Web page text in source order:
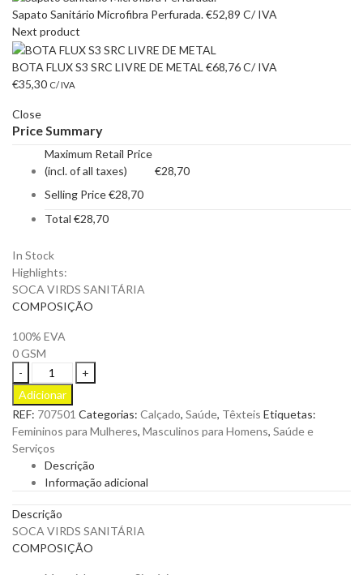
Sapato Sanitário Microfibra Perfurada.€52,89 C/ IVA
Next product
BOTA FLUX S3 SRC LIVRE DE METAL €68,76C/ IVA
€35,30 C/ IVA
Close
Price Summary
Maximum Retail Price
(incl. of all taxes)
€28,70
Selling Price€28,70
Total €28,70
In Stock
Highlights:
SOCA VIRDS SANITÁRIA
COMPOSIÇÃO
100% EVA
0 GSM
SOCA
VIRDS
SANITÁRIA
OB
E
SRC
quantity
Adicionar
REF: 707501 Categorias: Calçado, Saúde, Têxteis Etiquetas:
Femininos para Mulheres, Masculinos para Homens, Saúde e
Serviços
Descrição
Informação adicional
Descrição
SOCA VIRDS SANITÁRIA
COMPOSIÇÃO